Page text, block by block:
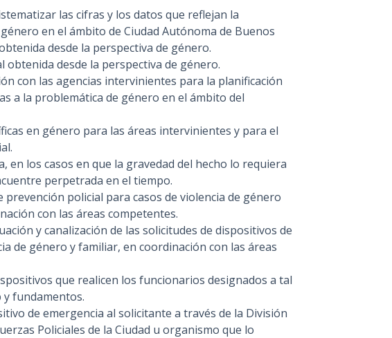
las cifras y los datos que reflejan la
en el ámbito de Ciudad Autónoma de Buenos
desde la perspectiva de género.
desde la perspectiva de género.
con las agencias intervinientes para la planificación
a la problemática de género en el ámbito del
en género para las áreas intervinientes y para el
en los casos en que la gravedad del hecho lo requiera
perpetrada en el tiempo.
prevención policial para casos de violencia de género
con las áreas competentes.
y canalización de las solicitudes de dispositivos de
de género y familiar, en coordinación con las áreas
que realicen los funcionarios designados a tal
fundamentos.
de emergencia al solicitante a través de la División
Policiales de la Ciudad u organismo que lo